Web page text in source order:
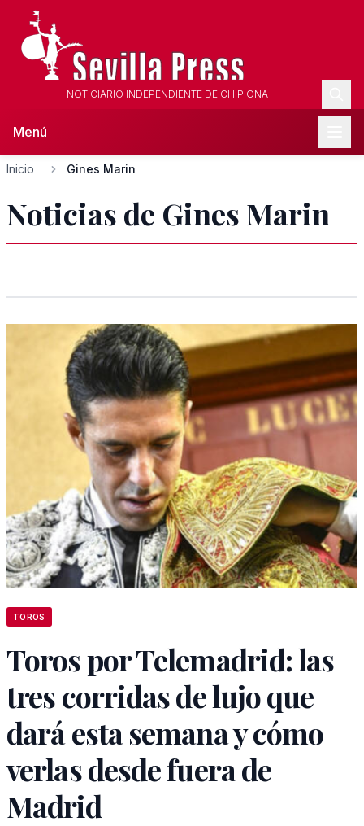
NOTICIARIO INDEPENDIENTE DE CHIPIONA
Menú
Inicio Gines Marin
Noticias de Gines Marin
TOROS
Toros por Telemadrid: las
tres corridas de lujo que
dará esta semana y cómo
verlas desde fuera de
Madrid